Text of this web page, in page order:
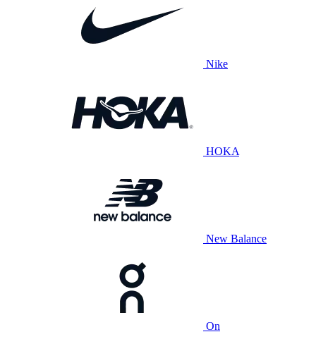
Nike
HOKA
New Balance
On